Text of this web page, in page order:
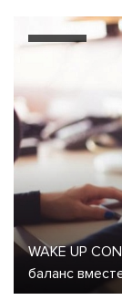
WAKE UP
баланс